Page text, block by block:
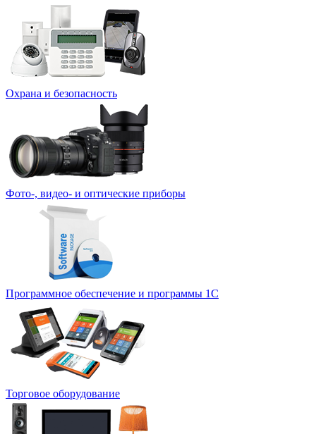
Охрана и безопасность
Фото-, видео- и оптические приборы
Программное обеспечение и программы 1С
Торговое оборудование